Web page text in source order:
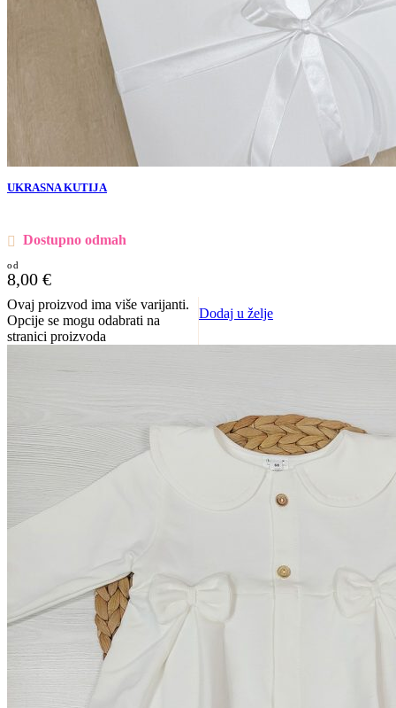
UKRASNA KUTIJA
Dostupno odmah
8,00 €
Ovaj proizvod ima više varijanti.
Opcije se mogu odabrati na
stranici proizvoda
Dodaj u želje